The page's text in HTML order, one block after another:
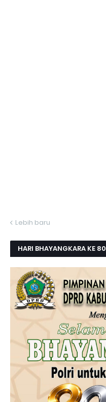
Lebih baru
HARI BHAYANGKARA KE 80